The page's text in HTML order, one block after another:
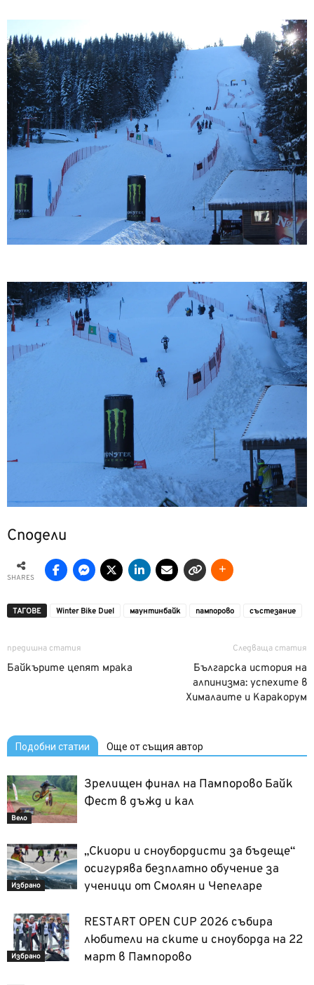
Сподели
SHARES
ТАГОВЕ Winter Bike Duel маунтинбайк пампорово състезание
предишна статия
Байкърите цепят мрака
Следваща статия
Българска история на
алпинизма: успехите в
Хималаите и Каракорум
Подобни статии Още от същия автор
Вело
Зрелищен финал на Пампорово Байк
Фест в дъжд и кал
Избрано
„Скиори и сноубордисти за бъдеще“
осигурява безплатно обучение за
ученици от Смолян и Чепеларе
Избрано
RESTART OPEN CUP 2026 събира
любители на ските и сноуборда на 22
март в Пампорово